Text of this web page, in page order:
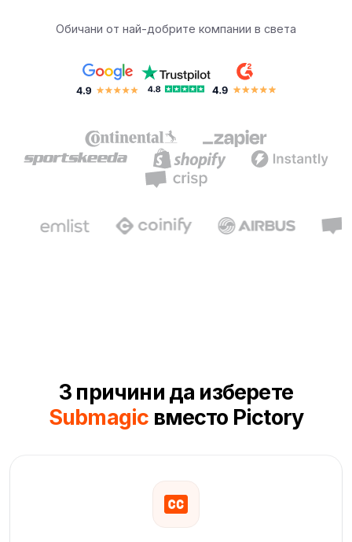
Обичани от най-добрите компании в света
3 причини да изберете
Submagic вместо Pictory